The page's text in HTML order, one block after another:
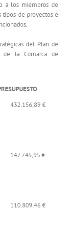
a los miembros de
tipos de proyectos e
del Plan de
de la Comarca de
432.156,89 €
147.745,95 €
110.809,46 €